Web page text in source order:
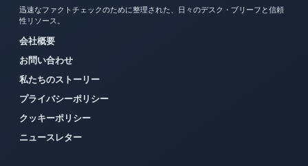
迅速なファクトチェックのために整理された、日々のデスク・ブリーフと信頼
性リソース。
会社概要
お問い合わせ
私たちのストーリー
プライバシーポリシー
クッキーポリシー
ニュースレター